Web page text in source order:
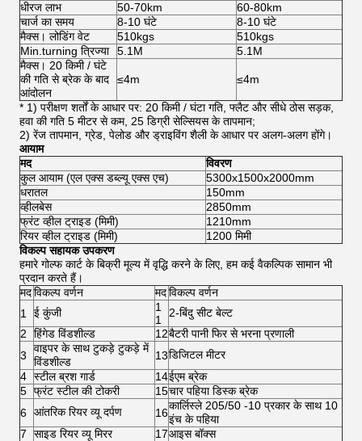
धीरज लाभ
50-70km
60-80km
चार्ज का समय
8-10 घंटे
8-10 घंटे
मैक्स। लोडिंग वेट
510kgs
510kgs
Min.turning त्रिज्या
5.1M
5.1M
मैक्स। 20 किमी / घंटे
की गति से ब्रेक के बाद
आंदोलन
≤4m ≤4m
* 1) परीक्षण शर्तों के आधार पर: 20 किमी / घंटा गति, फ्लैट और सीधे ठोस सड़क,
हवा की गति 5 मीटर से कम, 25 डिग्री सेल्सियस के तापमान;
2) रेंज तापमान, ग्रेड, पेलोड और ड्राइविंग शैली के आधार पर अलग-अलग होंगे।
आयाम
मद
विवरण
कुल आयाम (एल एक्स डब्ल्यू एक्स एच)
5300x1500x2000mm
धरातल
150mm
व्हीलबेस
2850mm
फ्रंट व्हील ट्राइड (मिमी)
1210mm
रियर व्हील ट्राइड (मिमी)
1200 मिमी
विकल्प सहायक उपकरण
हमारे गोल्फ कार्ट के बिक्री मूल्य में वृद्धि करने के लिए, हम कई वैकल्पिक सामान भी
प्रदान करते हैं।
मदविकल्प वर्णन मदविकल्प वर्णन
1
ई कुंजी
1
1
2-बिंदु सीट बेल्ट
2
हिंगेड विंडशील्ड 12बैटरी पानी फिर से भरना प्रणाली
3
वाइपर के साथ टुकड़े टुकड़े में
विंडशील्ड
13डिजिटल मीटर
4 स्टील ब्रश गार्ड 14ईएम ब्रेक
5 फ्रंट स्टील की टोकरी 15चार पहिया डिस्क ब्रेक
6 आंतरिक रियर व्यू दर्पण 16
कार्लिस्ले 205/50 -10 प्रकार के साथ 10
इंच के पहिया
7
साइड रियर व्यू मिरर 17आइस बॉक्स